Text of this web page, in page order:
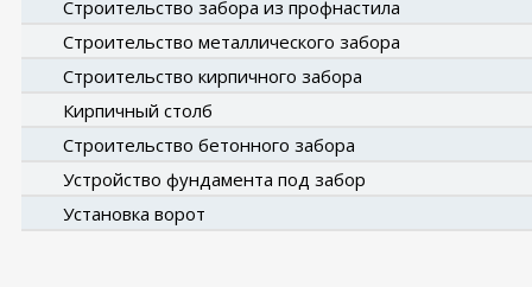
Строительство забора из профнастила
Строительство металлического забора
Строительство кирпичного забора
Кирпичный столб
Строительство бетонного забора
Устройство фундамента под забор
Установка ворот